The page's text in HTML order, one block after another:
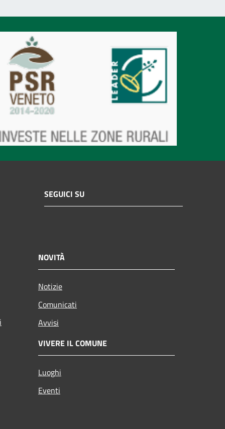
SEGUICI SU
NOVITÀ
Notizie
Comunicati
Avvisi
VIVERE IL COMUNE
Luoghi
Eventi